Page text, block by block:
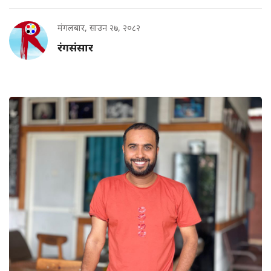
मंगलबार, साउन २७, २०८२
रंगसंसार